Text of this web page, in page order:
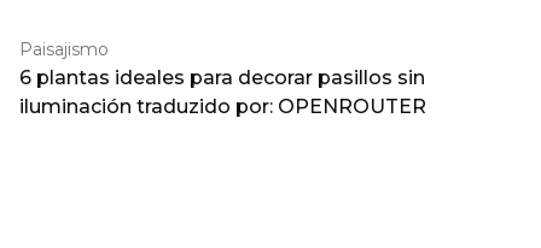
Paisajismo
6 plantas ideales para decorar pasillos sin
iluminación traduzido por: OPENROUTER